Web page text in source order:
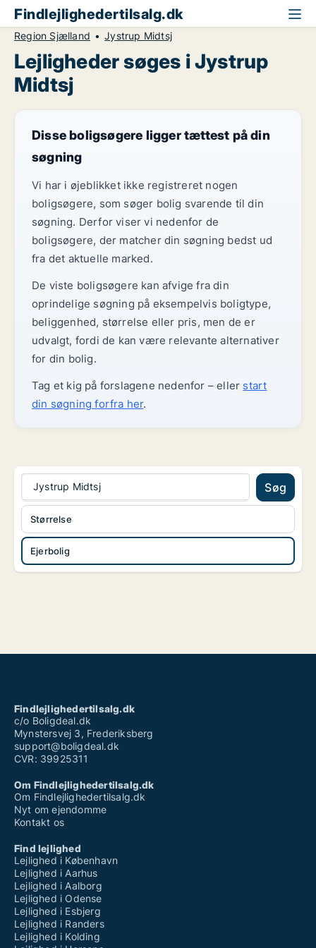
Findlejlighedertilsalg.dk
Region Sjælland Jystrup Midtsj
Lejligheder søges i Jystrup
Midtsj
Disse boligsøgere ligger tættest på din
søgning
Vi har i øjeblikket ikke registreret nogen
boligsøgere, som søger bolig svarende til din
søgning. Derfor viser vi nedenfor de
boligsøgere, der matcher din søgning bedst ud
fra det aktuelle marked.
De viste boligsøgere kan afvige fra din
oprindelige søgning på eksempelvis boligtype,
beliggenhed, størrelse eller pris, men de er
udvalgt, fordi de kan være relevante alternativer
for din bolig.
Tag et kig på forslagene nedenfor – eller start
din søgning forfra her.
Jystrup Midtsj Søg
Ejerbolig
Størrelse
Findlejlighedertilsalg.dk
c/o Boligdeal.dk
Mynstersvej 3, Frederiksberg
support@boligdeal.dk
CVR: 39925311
Om Findlejlighedertilsalg.dk
Om Findlejlighedertilsalg.dk
Nyt om ejendomme
Kontakt os
Find lejlighed
Lejlighed i København
Lejlighed i Aarhus
Lejlighed i Aalborg
Lejlighed i Odense
Lejlighed i Esbjerg
Lejlighed i Randers
Lejlighed i Kolding